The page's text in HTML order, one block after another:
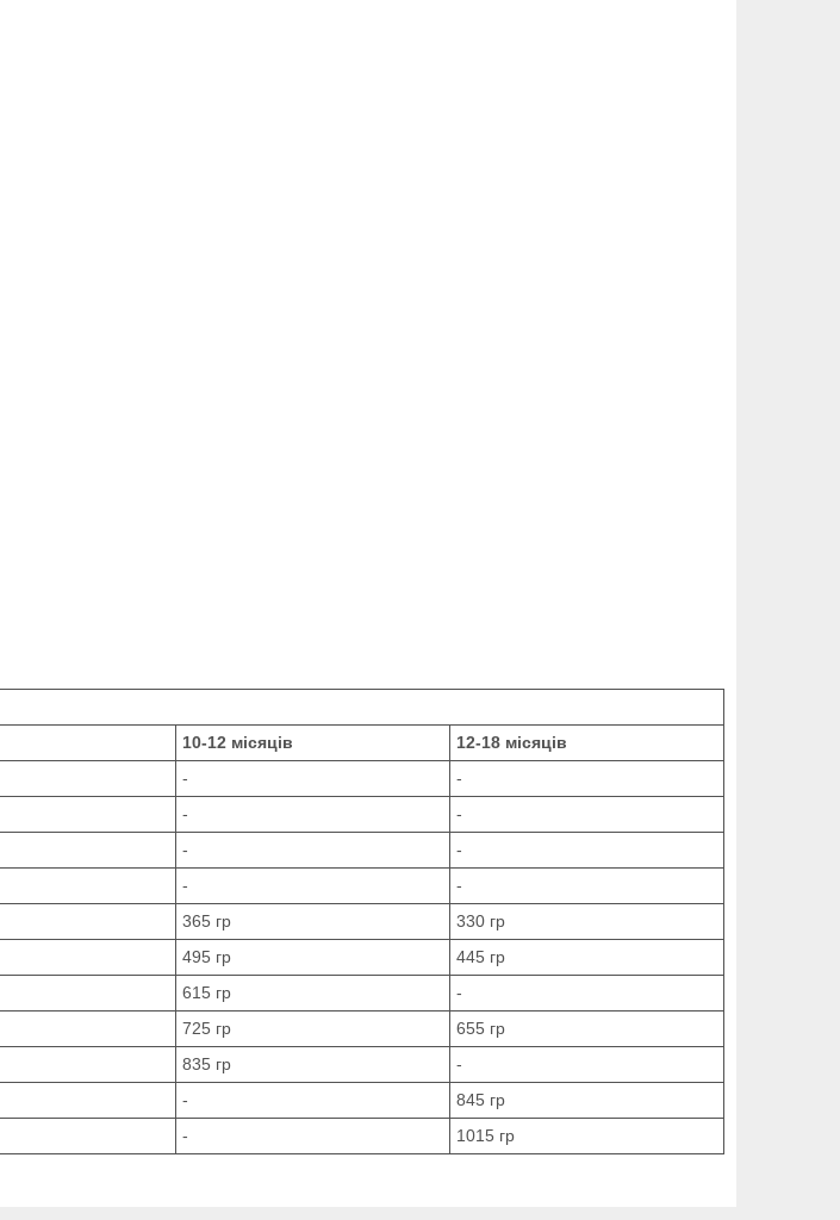
10-12 місяців
12-18 місяців
-
-
-
-
-
-
-
-
365 гр
330 гр
495 гр
445 гр
615 гр
-
725 гр
655 гр
835 гр
-
-
845 гр
- 1015 гр